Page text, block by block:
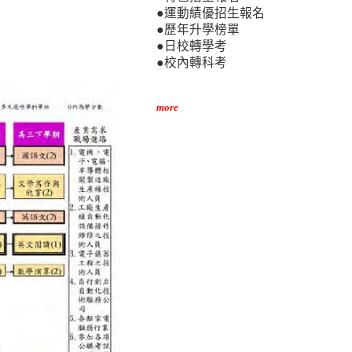
●運動績優招生報名
●歷年升學榜單
●日校轉學考
●校內轉科考
more